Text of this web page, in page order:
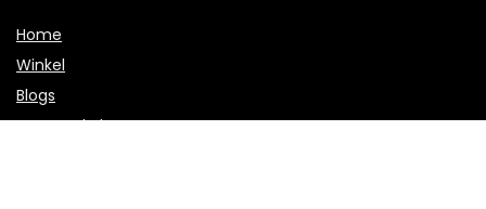
Home
Winkel
Blogs
Onze webshops